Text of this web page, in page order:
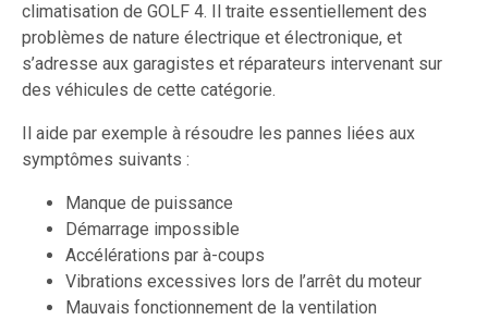
climatisation de GOLF 4. Il traite essentiellement des
problèmes de nature électrique et électronique, et
s’adresse aux garagistes et réparateurs intervenant sur
des véhicules de cette catégorie.
Il aide par exemple à résoudre les pannes liées aux
symptômes suivants :
Manque de puissance
Démarrage impossible
Accélérations par à-coups
Vibrations excessives lors de l’arrêt du moteur
Mauvais fonctionnement de la ventilation